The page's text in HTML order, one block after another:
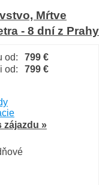
Mŕtve
- 8 dní z Prahy
od:
799 €
od:
799 €
zájazdu »